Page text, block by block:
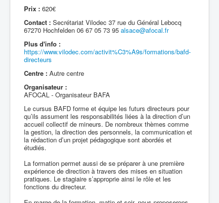
Prix : 620€
Contact : Secrétariat Vilodec 37 rue du Général Lebocq
67270 Hochfelden 06 67 05 73 95 alsace@afocal.fr
Plus d'info :
https://www.vilodec.com/activit%C3%A9s/formations/bafd-
directeurs
Centre : Autre centre
Organisateur :
AFOCAL - Organisateur BAFA
Le cursus BAFD forme et équipe les futurs directeurs pour
qu’ils assument les responsabilités liées à la direction d’un
accueil collectif de mineurs. De nombreux thèmes comme
la gestion, la direction des personnels, la communication et
la rédaction d’un projet pédagogique sont abordés et
étudiés.
La formation permet aussi de se préparer à une première
expérience de direction à travers des mises en situation
pratiques. Le stagiaire s’approprie ainsi le rôle et les
fonctions du directeur.